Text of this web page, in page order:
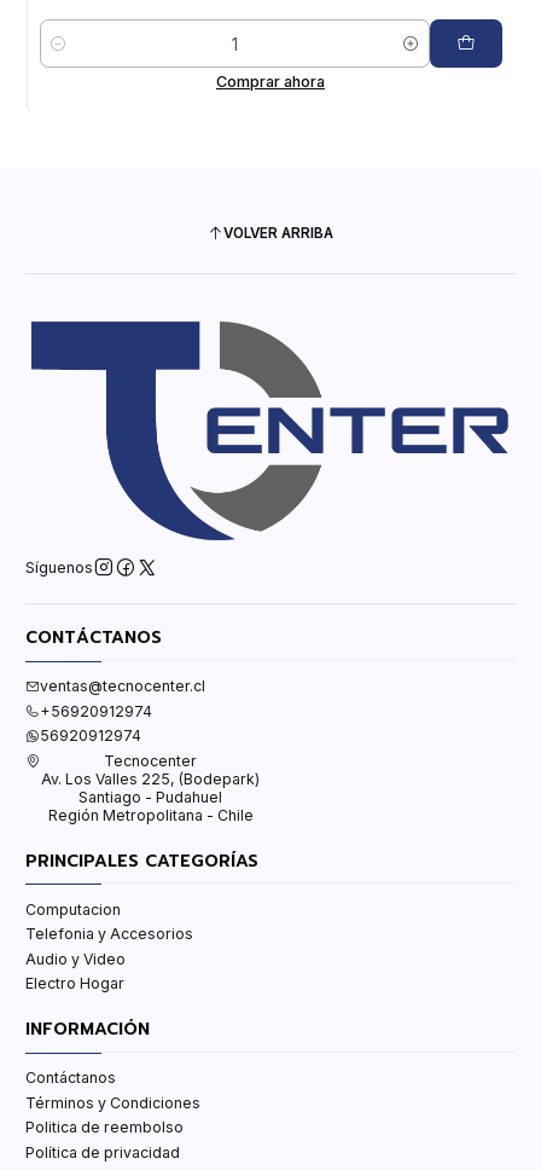
Cantidad
Comprar ahora
VOLVER ARRIBA
Síguenos
CONTÁCTANOS
ventas@tecnocenter.cl
+56920912974
56920912974
Tecnocenter
Av. Los Valles 225, (Bodepark)
Santiago - Pudahuel
Región Metropolitana - Chile
PRINCIPALES CATEGORÍAS
Computacion
Telefonia y Accesorios
Audio y Video
Electro Hogar
INFORMACIÓN
Contáctanos
Términos y Condiciones
Politica de reembolso
Política de privacidad